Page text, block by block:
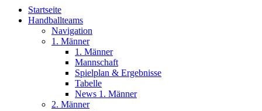
Startseite
Handballteams
Navigation
1. Männer
1. Männer
Mannschaft
Spielplan & Ergebnisse
Tabelle
News 1. Männer
2. Männer